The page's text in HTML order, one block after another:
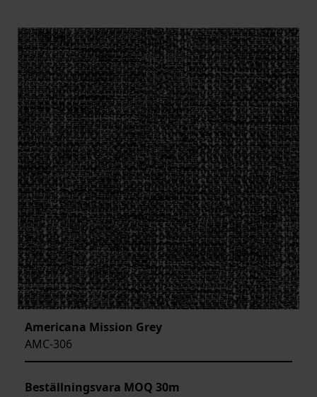
Americana Mission Grey
AMC-306
Beställningsvara MOQ 30m